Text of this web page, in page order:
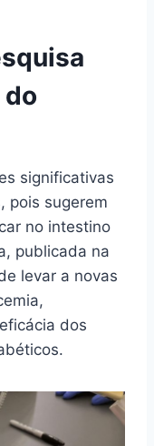
significativas
pois sugerem
no intestino
publicada na
levar a novas
dos